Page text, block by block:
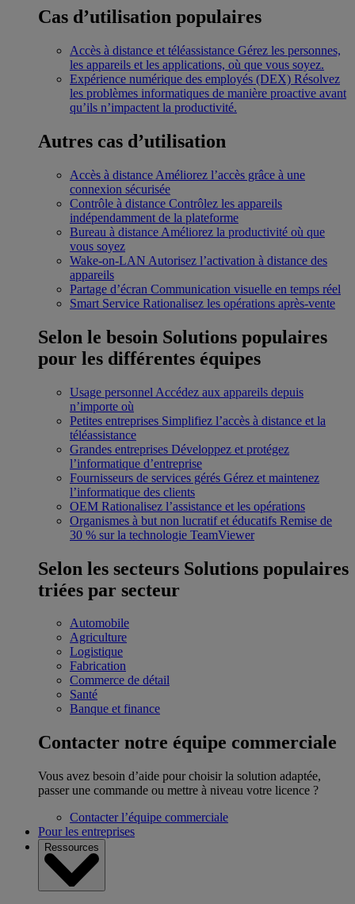
Cas d’utilisation populaires
Accès à distance et téléassistance Gérez les personnes,
les appareils et les applications, où que vous soyez.
Expérience numérique des employés (DEX) Résolvez
les problèmes informatiques de manière proactive avant
qu’ils n’impactent la productivité.
Autres cas d’utilisation
Accès à distance Améliorez l’accès grâce à une
connexion sécurisée
Contrôle à distance Contrôlez les appareils
indépendamment de la plateforme
Bureau à distance Améliorez la productivité où que
vous soyez
Wake-on-LAN Autorisez l’activation à distance des
appareils
Partage d’écran Communication visuelle en temps réel
Smart Service Rationalisez les opérations après-vente
Selon le besoin Solutions populaires
pour les différentes équipes
Usage personnel Accédez aux appareils depuis
n’importe où
Petites entreprises Simplifiez l’accès à distance et la
téléassistance
Grandes entreprises Développez et protégez
l’informatique d’entreprise
Fournisseurs de services gérés Gérez et maintenez
l’informatique des clients
OEM Rationalisez l’assistance et les opérations
Organismes à but non lucratif et éducatifs Remise de
30 % sur la technologie TeamViewer
Selon les secteurs Solutions populaires
triées par secteur
Automobile
Agriculture
Logistique
Fabrication
Commerce de détail
Santé
Banque et finance
Contacter notre équipe commerciale
Vous avez besoin d’aide pour choisir la solution adaptée,
passer une commande ou mettre à niveau votre licence ?
Contacter l’équipe commerciale
Pour les entreprises
Ressources